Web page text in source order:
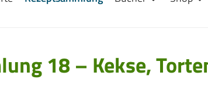
18 – Kekse,